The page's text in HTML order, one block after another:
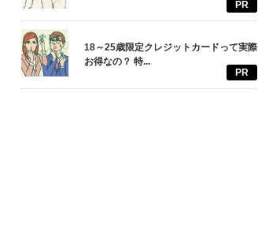
PR
18～25歳限定クレジットカードって実際
お得なの？ 特...
PR